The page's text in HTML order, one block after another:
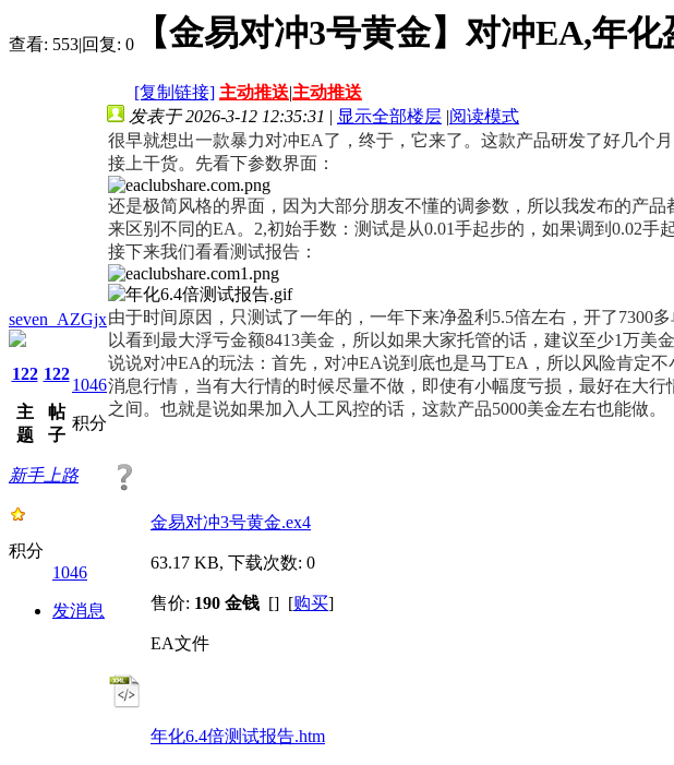
查看: 553|回复: 0 【金易对冲3号黄金】对冲EA,年
[复制链接] 主动推送|主动推送
seven_AZGjx
122
主
题
122
帖
子
1046
积分
新手上路
积分
1046
发消息
发表于 2026-3-12 12:35:31 | 显示全部楼层 |阅读模式
很早就想出一款暴力对冲EA了，终于，它来了。这款产品研发了好几个
接上干货。先看下参数界面：
还是极简风格的界面，因为大部分朋友不懂的调参数，所以我发布的产
来区别不同的EA。2,初始手数：测试是从0.01手起步的，如果调到0.02手
接下来我们看看测试报告：
由于时间原因，只测试了一年的，一年下来净盈利5.5倍左右，开了7300
以看到最大浮亏金额8413美金，所以如果大家托管的话，建议至少1万美金
说说对冲EA的玩法：首先，对冲EA说到底也是马丁EA，所以风险肯定
消息行情，当有大行情的时候尽量不做，即使有小幅度亏损，最好在大
之间。也就是说如果加入人工风控的话，这款产品5000美金左右也能做。
金易对冲3号黄金.ex4
63.17 KB, 下载次数: 0
售价: 190 金钱 [] [购买]
EA文件
年化6.4倍测试报告.htm